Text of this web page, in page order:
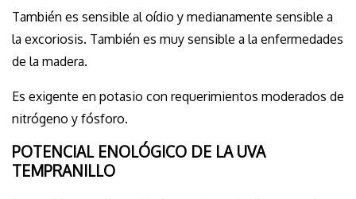
También es sensible al oídio y medianamente sensible a
la excoriosis. También es muy sensible a la enfermedades
de la madera.
Es exigente en potasio con requerimientos moderados de
nitrógeno y fósforo.
POTENCIAL ENOLÓGICO DE LA UVA
TEMPRANILLO